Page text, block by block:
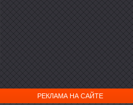
РЕКЛАМА НА САЙТЕ